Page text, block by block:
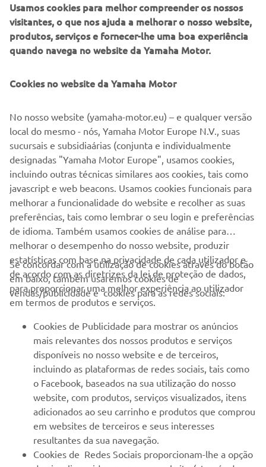
especiais, convites para eventos (test drives e feiras
comerciais)
fazê-lo através do seu perfilMyYamaha
Ao prosseguir, confirma que leu a política de privacidade.
ENVIAR
EMPRESA
MAIS YAMAHA
SERVIÇO E SUPORTE
NEWSLETTER
Seja o primeiro a saber das últimas ofertas, eventos especiais,
novos lançamentos e muito mais
Usamos cookies para melhor compreender os nossos
visitantes, o que nos ajuda a melhorar o nosso website,
produtos, serviços e fornecer-lhe uma boa experiência
quando navega no website da Yamaha Motor.
Cookies no website da Yamaha Motor
No nosso website (yamaha-motor.eu) – e qualquer versão
local do mesmo - nós, Yamaha Motor Europe N.V., suas
sucursais e subsidiaárias (conjunta e individualmente
designadas "Yamaha Motor Europe", usamos cookies,
incluindo outras técnicas similares aos cookies, tais como
javascript e web beacons. Usamos cookies funcionais para
melhorar a funcionalidade do website e recolher as suas
preferências, tais como lembrar o seu login e preferências
de idioma. Também usamos cookies de análise para
melhorar o desempenho do nosso website, produzir
estatísticas com base na privacidade de cada utilizador e
de acordo com as diretrizes da lei de proteção de dados,
para proporcionar uma melhor experiência ao utilizador
em termos de produtos e serviços.
Se concordar com a utilização de cookies através do botão
em baixo, também usaremos cookies de
vendas/publicidade e cookies para as redes sociais:
Cookies de Publicidade para mostrar os anúncios
mais relevantes dos nossos produtos e serviços
disponíveis no nosso website e de terceiros,
incluindo as plataformas de redes sociais, tais como
o Facebook, baseados na sua utilização do nosso
website, com produtos, serviços visualizados, itens
adicionados ao seu carrinho e produtos que comprou
em websites de terceiros e seus interesses
resultantes da sua navegação.
Cookies de Redes Sociais proporcionam-lhe a opção